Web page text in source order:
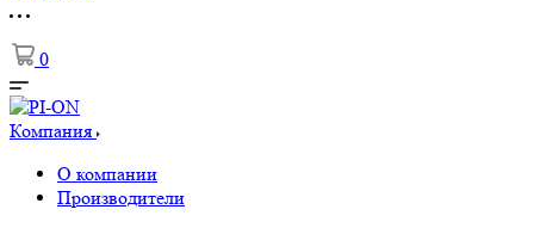
0
Компания
О компании
Производители